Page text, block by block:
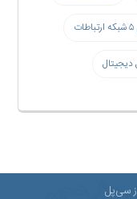
سی‌پل